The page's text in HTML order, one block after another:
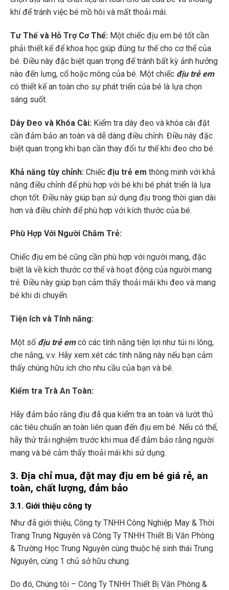
khí để tránh việc bé mồ hôi và mất thoải mái.
Tư Thế và Hỗ Trợ Cơ Thể: Một chiếc địu em bé tốt cần
phải thiết kế để khoa học giúp đúng tư thế cho cơ thể của
bé. Điều này đặc biệt quan trọng để tránh bất kỳ ảnh hưởng
nào đến lưng, cổ hoặc mông của bé. Một chiếc địu trẻ em
có thiết kế an toàn cho sự phát triển của bé là lựa chọn
sáng suốt.
Dây Đeo và Khóa Cài: Kiểm tra dây đeo và khóa cài đặt
cần đảm bảo an toàn và dễ dàng điều chỉnh. Điều này đặc
biệt quan trọng khi bạn cần thay đổi tư thế khi đeo cho bé.
Khả năng tùy chỉnh: Chiếc địu trẻ em thông minh với khả
năng điều chỉnh để phù hợp với bé khi bé phát triển là lựa
chọn tốt. Điều này giúp bạn sử dụng địu trong thời gian dài
hơn và điều chỉnh để phù hợp với kích thước của bé.
Phù Hợp Với Người Chăm Trẻ:
Chiếc địu em bé cũng cần phù hợp với người mang, đặc
biệt là về kích thước cơ thể và hoạt động của người mang
trẻ. Điều này giúp bạn cảm thấy thoải mái khi đeo và mang
bé khi di chuyển.
Tiện ích và Tính năng:
Một số địu trẻ emcó các tính năng tiện lợi như túi ni lông,
che nắng, v.v. Hãy xem xét các tính năng này nếu bạn cảm
thấy chúng hữu ích cho nhu cầu của bạn và bé.
Kiểm tra Trà An Toàn:
Hãy đảm bảo rằng địu đã qua kiểm tra an toàn và lướt thủ
các tiêu chuẩn an toàn liên quan đến địu em bé. Nếu có thể,
hãy thử trải nghiệm trước khi mua để đảm bảo rằng người
mang và bé cảm thấy thoải mái khi sử dụng.
3. Địa chỉ mua, đặt may địu em bé giá rẻ, an
toàn, chất lượng, đảm bảo
3.1. Giới thiệu công ty
Như đã giới thiệu, Công ty TNHH Công Nghiệp May & Thời
Trang Trung Nguyên và Công Ty TNHH Thiết Bị Văn Phòng
& Trường Học Trung Nguyên cùng thuộc hệ sinh thái Trung
Nguyên, cùng 1 chủ sở hữu chung.
Do đó, Chúng tôi – Công Ty TNHH Thiết Bị Văn Phòng &